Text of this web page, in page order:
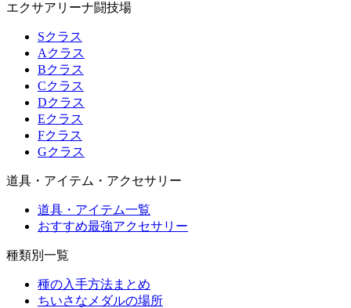
エクサアリーナ闘技場
Sクラス
Aクラス
Bクラス
Cクラス
Dクラス
Eクラス
Fクラス
Gクラス
道具・アイテム・アクセサリー
道具・アイテム一覧
おすすめ最強アクセサリー
種類別一覧
種の入手方法まとめ
ちいさなメダルの場所